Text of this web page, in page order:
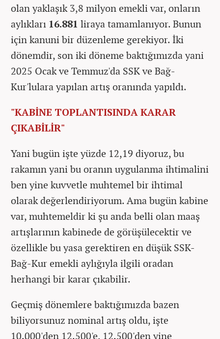
olan yaklaşık 3,8 milyon emekli var, onların
aylıkları 16.881 liraya tamamlanıyor. Bunun
için kanuni bir düzenleme gerekiyor. İki
dönemdir, son iki döneme baktığımızda yani
2025 Ocak ve Temmuz'da SSK ve Bağ-
Kur'lulara yapılan artış oranında yapıldı.
"KABİNE TOPLANTISINDA KARAR
ÇIKABİLİR"
Yani bugün işte yüzde 12,19 diyoruz, bu
rakamın yani bu oranın uygulanma ihtimalini
ben yine kuvvetle muhtemel bir ihtimal
olarak değerlendiriyorum. Ama bugün kabine
var, muhtemeldir ki şu anda belli olan maaş
artışlarının kabinede de görüşülecektir ve
özellikle bu yasa gerektiren en düşük SSK-
Bağ-Kur emekli aylığıyla ilgili oradan
herhangi bir karar çıkabilir.
Geçmiş dönemlere baktığımızda bazen
biliyorsunuz nominal artış oldu, işte
10.000'den 12.500'e, 12.500'den yine